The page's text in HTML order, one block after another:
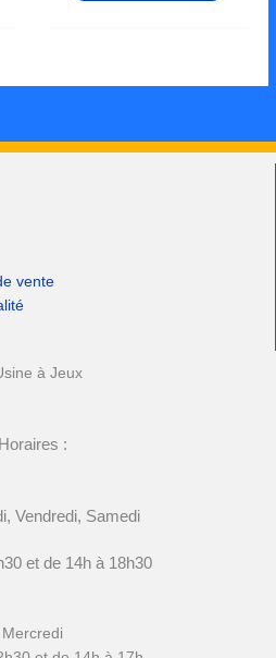
vente
à Jeux
Horaires :
Vendredi, Samedi
et de 14h à 18h30
Mercredi